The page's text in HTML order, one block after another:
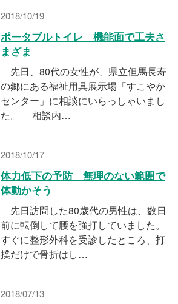
2018/10/19
ポータブルトイレ 機能面で工夫さ
まざま
先日、80代の女性が、県立但馬長寿
の郷にある福祉用具展示場「すこやか
センター」に相談にいらっしゃいまし
た。 相談内…
2018/10/17
体力低下の予防 無理のない範囲で
体動かそう
先日訪問した80歳代の男性は、数日
前に転倒して腰を強打していました。
すぐに整形外科を受診したところ、打
撲だけで骨折はし…
2018/07/13